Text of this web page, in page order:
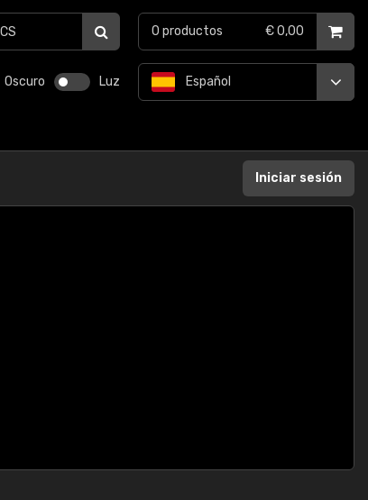
Oscuro Luz Español
0 productos € 0,00
Iniciar sesión